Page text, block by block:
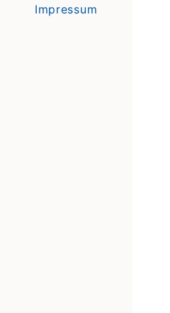
Impressum